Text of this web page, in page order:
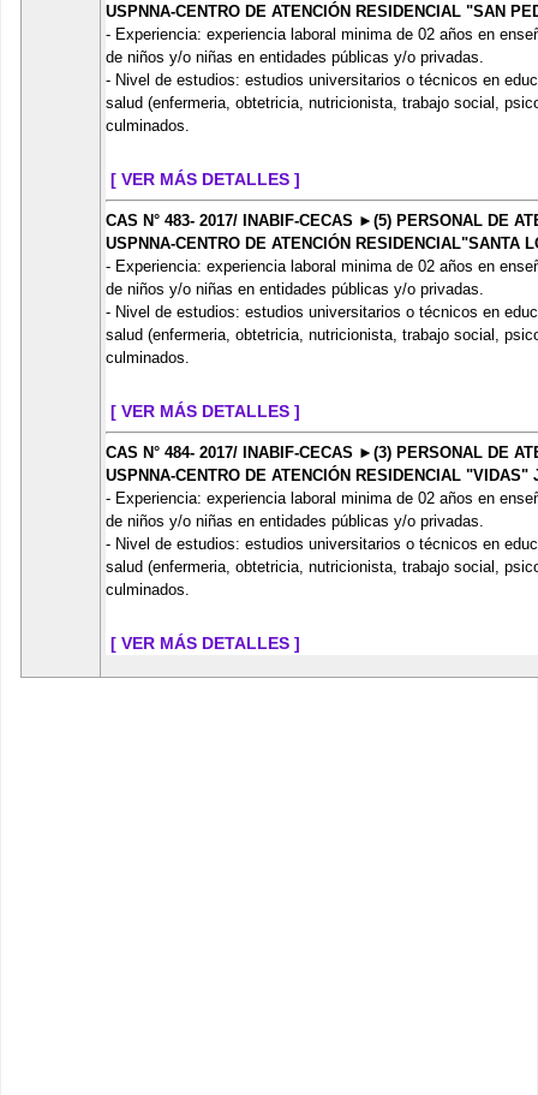
USPNNA-CENTRO DE ATENCIÓN RESIDENCIAL "SAN
- Experiencia: experiencia laboral minima de 02 años en
de niños y/o niñas en entidades públicas y/o privadas.
- Nivel de estudios: estudios universitarios o técnicos en
salud (enfermeria, obtetricia, nutricionista, trabajo social,
culminados.
[ VER MÁS DETALLES ]
CAS N° 483- 2017/ INABIF-CECAS ►(5) PERSONAL DE
USPNNA-CENTRO DE ATENCIÓN RESIDENCIAL"SANTA
- Experiencia: experiencia laboral minima de 02 años en
de niños y/o niñas en entidades públicas y/o privadas.
- Nivel de estudios: estudios universitarios o técnicos en
salud (enfermeria, obtetricia, nutricionista, trabajo social,
culminados.
[ VER MÁS DETALLES ]
CAS N° 484- 2017/ INABIF-CECAS ►(3) PERSONAL DE
USPNNA-CENTRO DE ATENCIÓN RESIDENCIAL "VIDAS"
- Experiencia: experiencia laboral minima de 02 años en
de niños y/o niñas en entidades públicas y/o privadas.
- Nivel de estudios: estudios universitarios o técnicos en
salud (enfermeria, obtetricia, nutricionista, trabajo social,
culminados.
[ VER MÁS DETALLES ]